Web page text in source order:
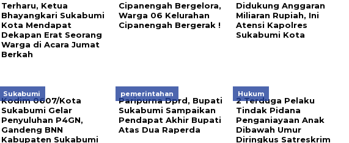
Terharu, Ketua
Bhayangkari Sukabumi
Kota Mendapat
Dekapan Erat Seorang
Warga di Acara Jumat
Berkah
Cipanengah Bergelora,
Warga 06 Kelurahan
Cipanengah Bergerak !
Didukung Anggaran
Miliaran Rupiah, Ini
Atensi Kapolres
Sukabumi Kota
Sukabumi
Kodim 0607/Kota
Sukabumi Gelar
Penyuluhan P4GN,
Gandeng BNN
Kabupaten Sukabumi
pemerintahan
Paripurna Dprd, Bupati
Sukabumi Sampaikan
Pendapat Akhir Bupati
Atas Dua Raperda
Hukum
2 Terduga Pelaku
Tindak Pidana
Penganiayaan Anak
Dibawah Umur
Diringkus Satreskrim